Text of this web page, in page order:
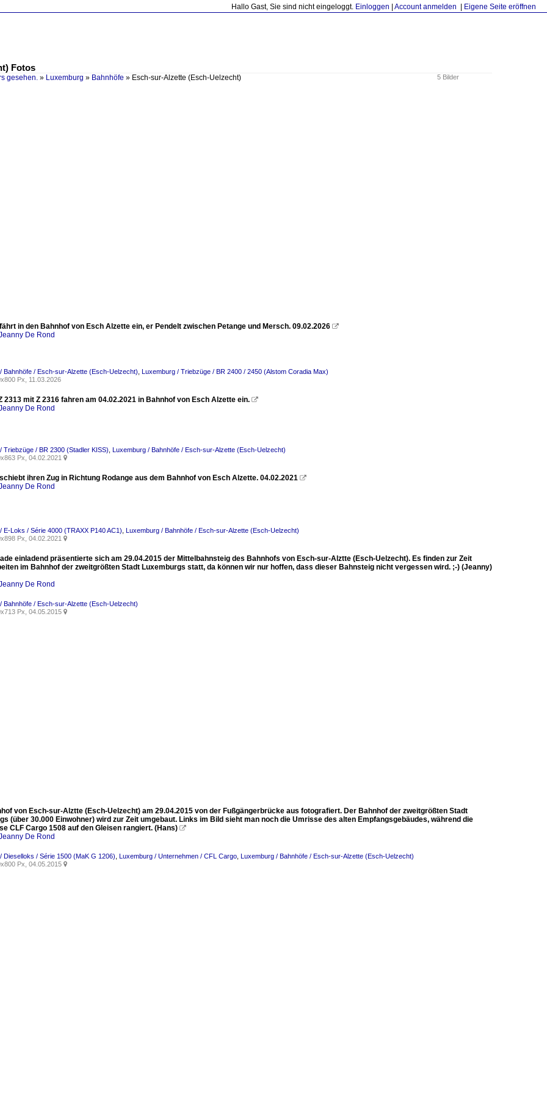
Hallo Gast, Sie sind nicht eingeloggt. Einloggen Account anmelden Eigene Seite eröffnen
Fotos
5 Bilder
gesehen. » Luxemburg » Bahnhöfe » Esch-sur-Alzette (Esch-Uelzecht)
in den Bahnhof von Esch Alzette ein, er Pendelt zwischen Petange und Mersch. 09.02.2026 
De Rond
Bahnhöfe / Esch-sur-Alzette (Esch-Uelzecht) Luxemburg / Triebzüge / BR 2400 / 2450 (Alstom Coradia Max)
Px, 11.03.2026
2313 mit Z 2316 fahren am 04.02.2021 in Bahnhof von Esch Alzette ein. 
De Rond
Triebzüge / BR 2300 (Stadler KISS) Luxemburg / Bahnhöfe / Esch-sur-Alzette (Esch-Uelzecht)
Px, 04.02.2021 
ihren Zug in Richtung Rodange aus dem Bahnhof von Esch Alzette. 04.02.2021 
De Rond
E-Loks / Série 4000 (TRAXX P140 AC1) Luxemburg / Bahnhöfe / Esch-sur-Alzette (Esch-Uelzecht)
Px, 04.02.2021 
einladend präsentierte sich am 29.04.2015 der Mittelbahnsteig des Bahnhofs von Esch-sur-Alztte (Esch-Uelzecht). Es finden zur Zeit
im Bahnhof der zweitgrößten Stadt Luxemburgs statt, da können wir nur hoffen, dass dieser Bahnsteig nicht vergessen wird. ;-) (Jeanny)
De Rond
Bahnhöfe / Esch-sur-Alzette (Esch-Uelzecht)
Px, 04.05.2015 
von Esch-sur-Alztte (Esch-Uelzecht) am 29.04.2015 von der Fußgängerbrücke aus fotografiert. Der Bahnhof der zweitgrößten Stadt
(über 30.000 Einwohner) wird zur Zeit umgebaut. Links im Bild sieht man noch die Umrisse des alten Empfangsgebäudes, während die
CLF Cargo 1508 auf den Gleisen rangiert. (Hans) 
De Rond
Dieselloks / Série 1500 (MaK G 1206) Luxemburg / Unternehmen / CFL Cargo Luxemburg / Bahnhöfe / Esch-sur-Alzette (Esch-Uelzecht)
Px, 04.05.2015 